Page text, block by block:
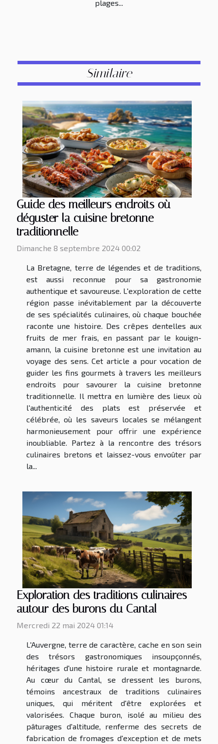
plages...
Similaire
Guide des meilleurs endroits où
déguster la cuisine bretonne
traditionnelle
Dimanche 8 septembre 2024 00:02
La Bretagne, terre de légendes et de traditions,
est aussi reconnue pour sa gastronomie
authentique et savoureuse. L'exploration de cette
région passe inévitablement par la découverte
de ses spécialités culinaires, où chaque bouchée
raconte une histoire. Des crêpes dentelles aux
fruits de mer frais, en passant par le kouign-
amann, la cuisine bretonne est une invitation au
voyage des sens. Cet article a pour vocation de
guider les fins gourmets à travers les meilleurs
endroits pour savourer la cuisine bretonne
traditionnelle. Il mettra en lumière des lieux où
l'authenticité des plats est préservée et
célébrée, où les saveurs locales se mélangent
harmonieusement pour offrir une expérience
inoubliable. Partez à la rencontre des trésors
culinaires bretons et laissez-vous envoûter par
la...
Exploration des traditions culinaires
autour des burons du Cantal
Mercredi 22 mai 2024 01:14
L'Auvergne, terre de caractère, cache en son sein
des trésors gastronomiques insoupçonnés,
héritages d'une histoire rurale et montagnarde.
Au cœur du Cantal, se dressent les burons,
témoins ancestraux de traditions culinaires
uniques, qui méritent d'être explorées et
valorisées. Chaque buron, isolé au milieu des
pâturages d'altitude, renferme des secrets de
fabrication de fromages d'exception et de mets